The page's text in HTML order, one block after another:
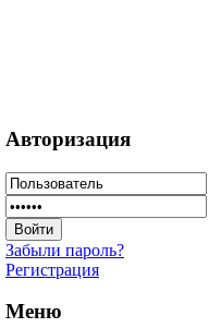
Авторизация
Забыли пароль?
Регистрация
Меню